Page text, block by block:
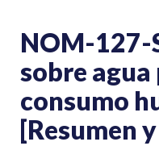
NOM-127-
sobre agua
consumo
[Resumen